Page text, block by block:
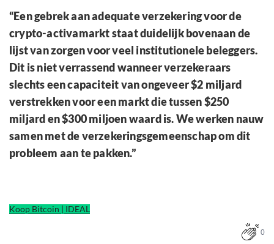
“Een gebrek aan adequate verzekering voor de
crypto-activamarkt staat duidelijk bovenaan de
lijst van zorgen voor veel institutionele beleggers.
Dit is niet verrassend wanneer verzekeraars
slechts een capaciteit van ongeveer $2 miljard
verstrekken voor een markt die tussen $250
miljard en $300 miljoen waard is. We werken nauw
samen met de verzekeringsgemeenschap om dit
probleem aan te pakken.”
Koop Bitcoin | IDEAL
0